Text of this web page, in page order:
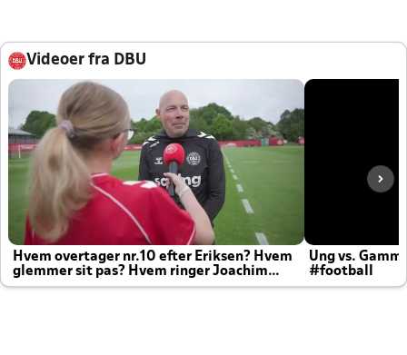
Videoer fra DBU
Hvem overtager nr.10 efter Eriksen? Hvem
glemmer sit pas? Hvem ringer Joachim
altid til efter kampe?
Ung vs.
#football